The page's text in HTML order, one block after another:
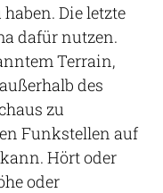
Die letzte
dafür nutzen.
Terrain,
des
zu
Funkstellen auf
Hört oder
oder